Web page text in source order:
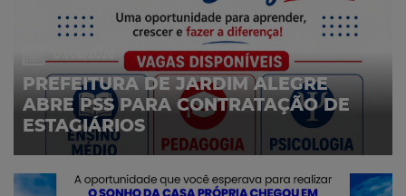
PREFEITURA DE JARDIM ALEGRE
ABRE PSS PARA CONTRATAÇÃO DE
ESTAGIÁRIOS